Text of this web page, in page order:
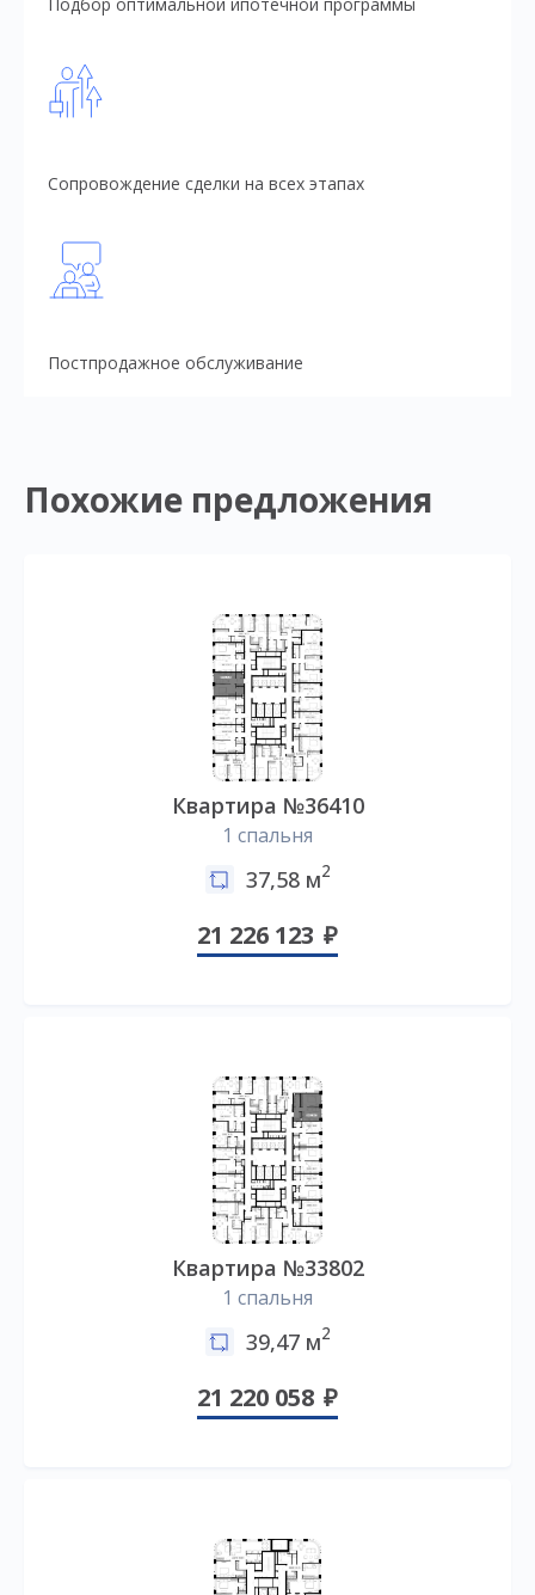
Сопровождение сделки на всех этапах
Постпродажное обслуживание
Похожие предложения
Квартира №36410
1 спальня
37,58 м2
21 226 123
Квартира №33802
1 спальня
39,47 м2
21 220 058